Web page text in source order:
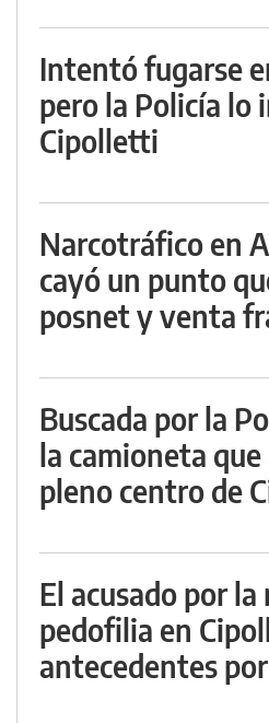
Intentó fugarse
pero la Policía lo
Cipolletti
Narcotráfico en
cayó un punto
posnet y venta
Buscada por la
la camioneta que
pleno centro de
El acusado por la
pedofilia en
antecedentes